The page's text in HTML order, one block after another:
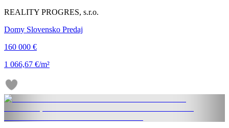
REALITY PROGRES, s.r.o.
Domy Slovensko Predaj
160 000 €
1 066,67 €/m²